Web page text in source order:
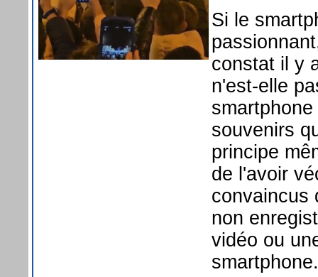
Si le
constat il y
n'est-elle
souvenirs
principe
de l'avoir
convaincus
non
vidéo ou
smartphone.